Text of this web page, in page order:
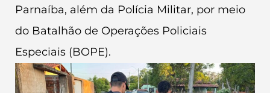
Parnaíba, além da Polícia Militar, por meio
do Batalhão de Operações Policiais
Especiais (BOPE).